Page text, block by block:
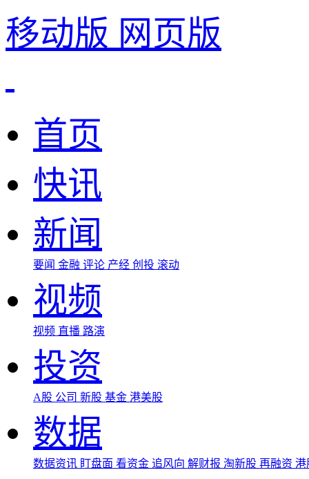
移动版 网页版
首页
快讯
新闻
要闻 金融 评论 产经 创投 滚动
视频
视频 直播 路演
投资
A股 公司 新股 基金 港美股
数据
数据资讯 盯盘面 看资金 追风向 解财报 淘新股 再融资